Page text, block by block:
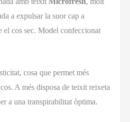
a expulsar la suor cap a
el cos sec. Model confeccionat
cosa que permet més
A més disposa de teixit reixeta
a una transpirabilitat òptima.